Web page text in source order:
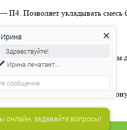
П4. Позволяет укладывать смесь
бетона в 30 с необходимыми вам
лист
у менеджера по
онлайн, задавайте вопросы!
Ирина
Здравствуйте!
Ирина печатает...